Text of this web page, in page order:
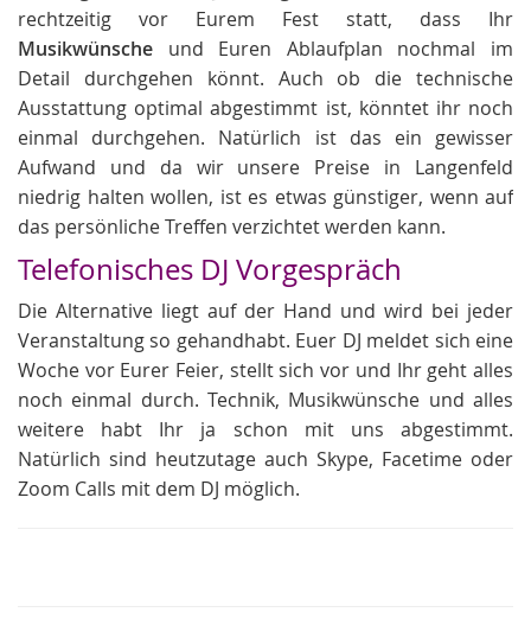
rechtzeitig vor Eurem Fest statt, dass Ihr
Musikwünsche und Euren Ablaufplan nochmal im
Detail durchgehen könnt. Auch ob die technische
Ausstattung optimal abgestimmt ist, könntet ihr noch
einmal durchgehen. Natürlich ist das ein gewisser
Aufwand und da wir unsere Preise in Langenfeld
niedrig halten wollen, ist es etwas günstiger, wenn auf
das persönliche Treffen verzichtet werden kann.
Telefonisches DJ Vorgespräch
Die Alternative liegt auf der Hand und wird bei jeder
Veranstaltung so gehandhabt. Euer DJ meldet sich eine
Woche vor Eurer Feier, stellt sich vor und Ihr geht alles
noch einmal durch. Technik, Musikwünsche und alles
weitere habt Ihr ja schon mit uns abgestimmt.
Natürlich sind heutzutage auch Skype, Facetime oder
Zoom Calls mit dem DJ möglich.